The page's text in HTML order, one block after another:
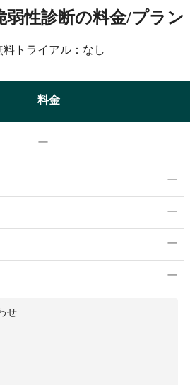
弱性診断の料金/プラン
料トライアル：なし
料金
ー
ー
ー
ー
ー
せ